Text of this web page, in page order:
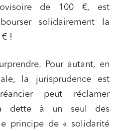
de 100 €, est
solidairement la
!
Pour autant, en
la jurisprudence est
peut réclamer
dette à un seul des
principe de « solidarité